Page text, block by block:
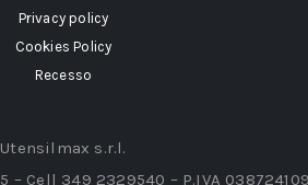
Privacy policy
Cookies Policy
Recesso
Utensilmax s.r.l.
– Cell 349 2329540 – P.IVA